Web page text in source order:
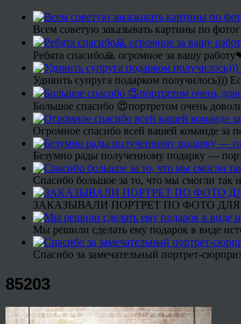
Всем советую заказывать картины по
Ребята спасибо🙏 огромное за вашу
Удивить супруга подарком получилось)))
Большое спасибо 😍портретом очень
Огромное спасибо всей вашей команде за
Безумно рады полученному подарку —
Спасибо большое за то, что мы смогли
ЗАКАЗЫВАЛИ ПОРТРЕТ ПО ФОТО
Мы решили сделать ему подарок в виде
Спасибо за замечательный портрет-
85203